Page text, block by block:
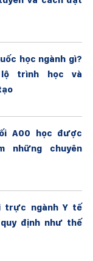
học ngành gì?
trình học và
A00 học được
những chuyên
trực ngành Y tế
định như thế